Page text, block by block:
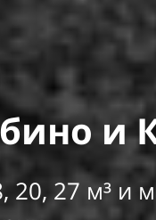
и
20, 27 м³ и